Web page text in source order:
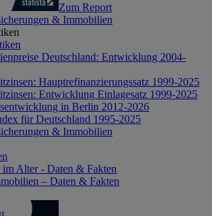
Zum Report
& Immobilien
Deutschland: Entwicklung 2004-
Hauptrefinanzierungssatz 1999-2025
Entwicklung Einlagesatz 1999-2025
in Berlin 2012-2026
für Deutschland 1995-2025
& Immobilien
im Alter - Daten & Fakten
– Daten & Fakten